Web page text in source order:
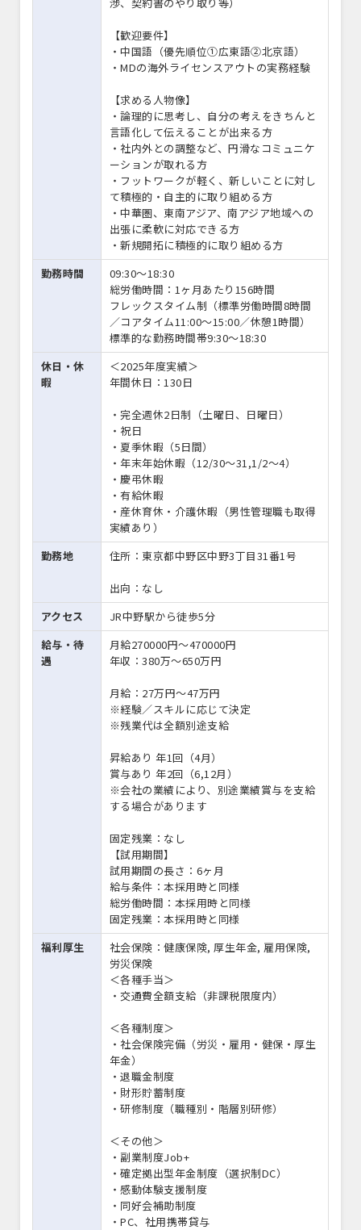
【歓迎要件】
・中国語（優先順位①広東語②北京語）
・MDの海外ライセンスアウトの実務経験
【求める人物像】
・論理的に思考し、自分の考えをきちんと
言語化して伝えることが出来る方
・社内外との調整など、円滑なコミュニケ
ーションが取れる方
・フットワークが軽く、新しいことに対し
て積極的・自主的に取り組める方
・中華圏、東南アジア、南アジア地域への
出張に柔軟に対応できる方
・新規開拓に積極的に取り組める方
勤務時間
09:30〜18:30
総労働時間：1ヶ月あたり156時間
フレックスタイム制（標準労働時間8時間
／コアタイム11:00～15:00／休憩1時間）
標準的な勤務時間帯9:30～18:30
休日・休
暇
＜2025年度実績＞
年間休日：130日
・完全週休2日制（土曜日、日曜日）
・祝日
・夏季休暇（5日間）
・年末年始休暇（12/30～31,1/2～4）
・慶弔休暇
・有給休暇
・産休育休・介護休暇（男性管理職も取得
実績あり）
勤務地
住所：東京都中野区中野3丁目31番1号
出向：なし
アクセス
JR中野駅から徒歩5分
給与・待
遇
月給270000円〜470000円
年収：380万～650万円
月給：27万円～47万円
※経験／スキルに応じて決定
※残業代は全額別途支給
昇給あり 年1回（4月）
賞与あり 年2回（6,12月）
※会社の業績により、別途業績賞与を支給
する場合があります
固定残業：なし
【試用期間】
試用期間の長さ：6ヶ月
給与条件：本採用時と同様
総労働時間：本採用時と同様
固定残業：本採用時と同様
福利厚生
社会保険：健康保険, 厚生年金, 雇用保険,
労災保険
＜各種手当＞
・交通費全額支給（非課税限度内）
＜各種制度＞
・社会保険完備（労災・雇用・健保・厚生
年金）
・退職金制度
・財形貯蓄制度
・研修制度（職種別・階層別研修）
＜その他＞
・副業制度Job+
・確定拠出型年金制度（選択制DC）
・感動体験支援制度
・同好会補助制度
・PC、社用携帯貸与